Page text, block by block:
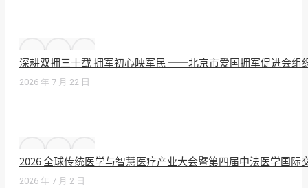
深耕双拥三十载 拥军初心映军民 ——北京市爱国拥军促进会组
2026 年 7 月 22 日
2026 全球传统医学与智慧医疗产业大会暨第四届中法医学国际
2026 年 7 月 2 日